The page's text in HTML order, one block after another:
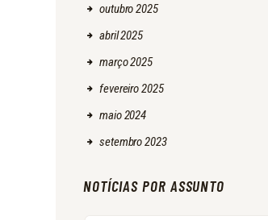
outubro2025
abril2025
março2025
fevereiro2025
maio2024
setembro2023
NOTÍCIAS POR ASSUNTO